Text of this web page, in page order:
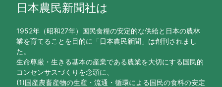
日本農民新聞社は
1952年（昭和27年）国民食糧の安定的な供給と日本の農林
業を育てることを目的に「日本農民新聞」は創刊されまし
た。
生命尊厳・生きる基本の産業である農業を大切にする国民的
コンセンサスづくりを念頭に、
(1)国産農畜産物の生産・流通・循環による国民の食料の安定